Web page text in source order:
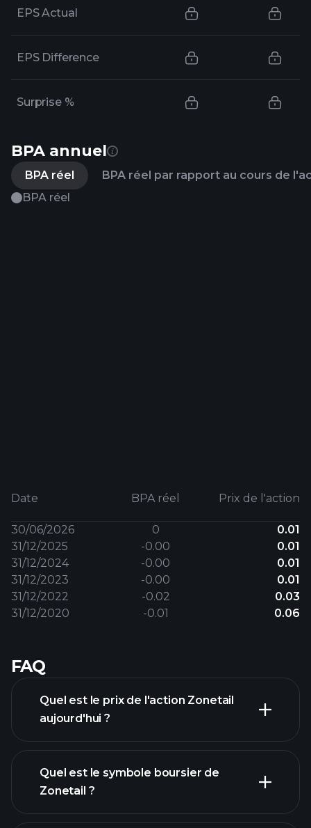
EPS Actual
EPS Difference
Surprise %
BPA annuel
BPA réel
BPA réel par rapport au cours de
BPA réel
Date BPA réel Prix ​​de l'action
30/06/2026 0
0.01
31/12/2025
-0.00
0.01
31/12/2024
-0.00
0.01
31/12/2023
-0.00
0.01
31/12/2022
-0.02
0.03
31/12/2020
-0.01 0.06
FAQ
Quel est le prix de l'action Zonetail
aujourd'hui ?
graphique avancé
Quel est le symbole boursier de
Zonetail ?